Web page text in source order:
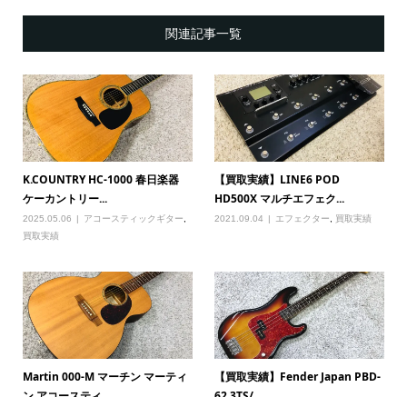
関連記事一覧
K.COUNTRY HC-1000 春日楽器
ケーカントリー...
2025.05.06 アコースティックギター
買取実績
【買取実績】LINE6 POD
HD500X マルチエフェク...
2021.09.04 エフェクター 買取実績
Martin 000-M マーチン マーティ
【買取実績】Fender Japan PBD-